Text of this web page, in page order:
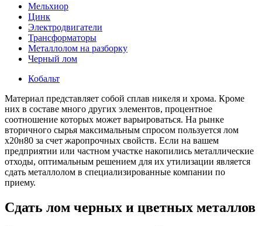
Мельхиор
Цинк
Электродвигатели
Трансформаторы
Металлолом на разборку
Черный лом
Кобальт
Материал представляет собой сплав никеля и хрома. Кроме
них в составе много других элементов, процентное
соотношение которых может варьироваться. На рынке
вторичного сырья максимальным спросом пользуется лом
х20н80 за счет жаропрочных свойств. Если на вашем
предприятии или частном участке накопились металлические
отходы, оптимальным решением для их утилизации является
сдать металлолом в специализированные компании по
приему.
Сдать лом черных и цветных металлов